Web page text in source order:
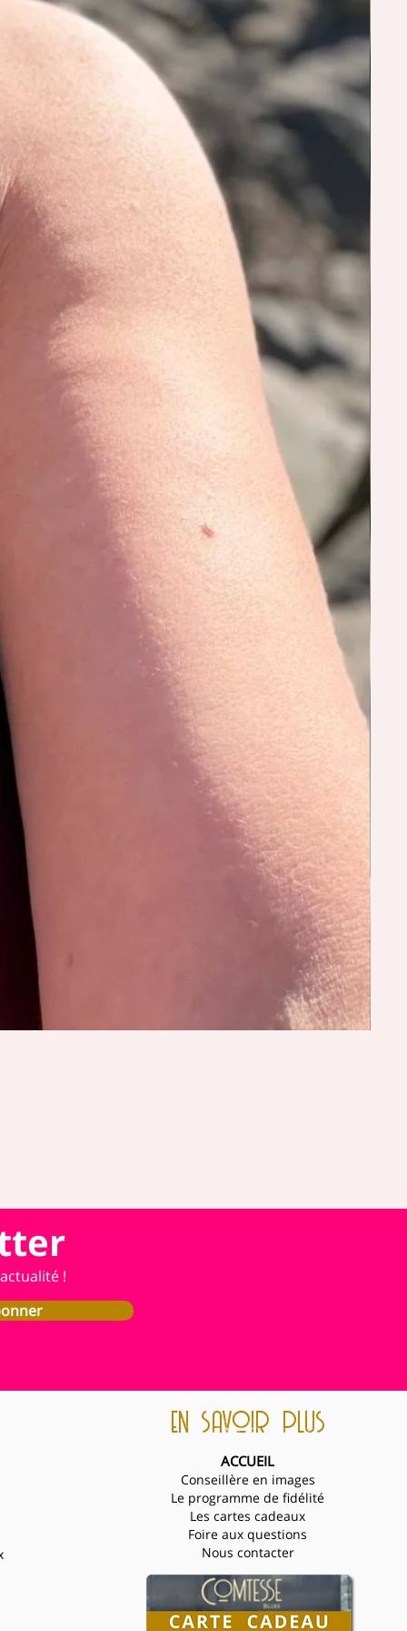
!
en savoir plus
ACCUEIL
Conseillère en images
Le programme de fidélité
Les cartes cadeaux
Foire aux questions
Nous contacter